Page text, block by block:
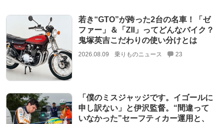
若き“GTO”が跨った2台の名車！「ゼ
ファー」＆「ZII」ってどんなバイク？
鬼塚英吉こだわりの使い分けとは
2026.08.09 乗りものニュース 23
「僕のミスジャッジです。イゴールに
申し訳ない」と伊沢監督。“間違って
いなかった”セーフティカー運用と、